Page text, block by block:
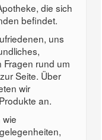
die sich
befindet.
uns
Fragen rund um
Seite. Über
wir
an.